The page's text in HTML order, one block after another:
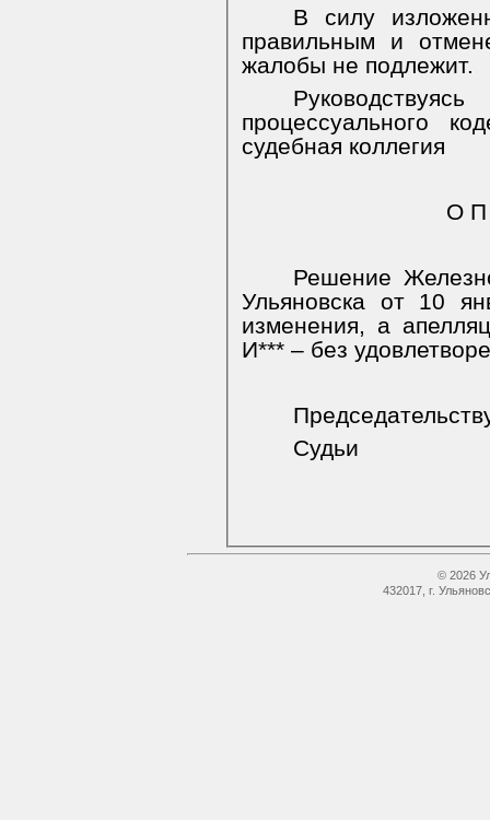
В силу
правильным и
жалобы не подлежит.
процессуального
судебная коллегия
О П
Решение
Ульяновска от 10
изменения, а
И*** – без
Судьи
© 2026
432017, г.